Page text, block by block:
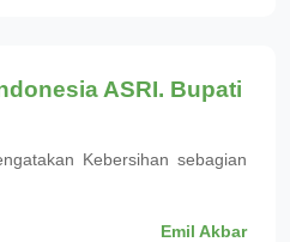
ASRI. Bupati
Kebersihan sebagian
Emil Akbar